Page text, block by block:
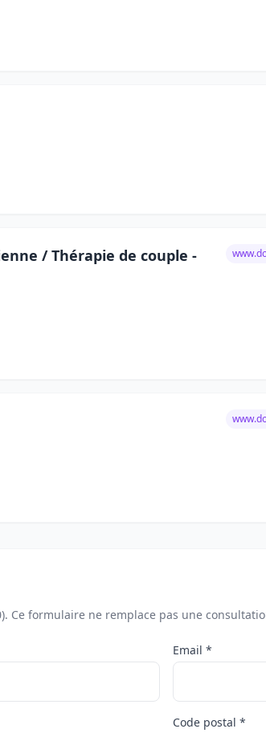
/ Thérapie de couple -
Ce formulaire ne remplace pas une
Email *
Code postal *